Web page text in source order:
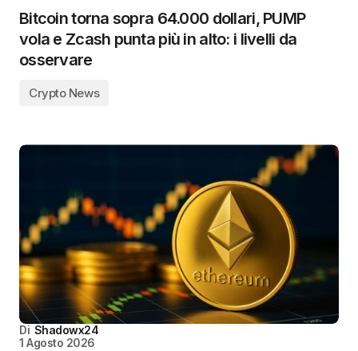
Bitcoin torna sopra 64.000 dollari, PUMP
vola e Zcash punta più in alto: i livelli da
osservare
Crypto News
Di Shadowx24
1 Agosto 2026